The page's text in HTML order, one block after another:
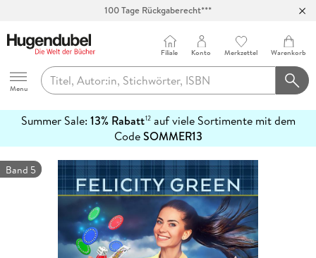
100 Tage Rückgaberecht***
Hugendubel
Menu
Filiale Konto Merkzettel Warenkorb
Summer Sale: 13% Rabatt12auf viele Sortimente mit dem
CodeSOMMER13
erfahren
Band 5